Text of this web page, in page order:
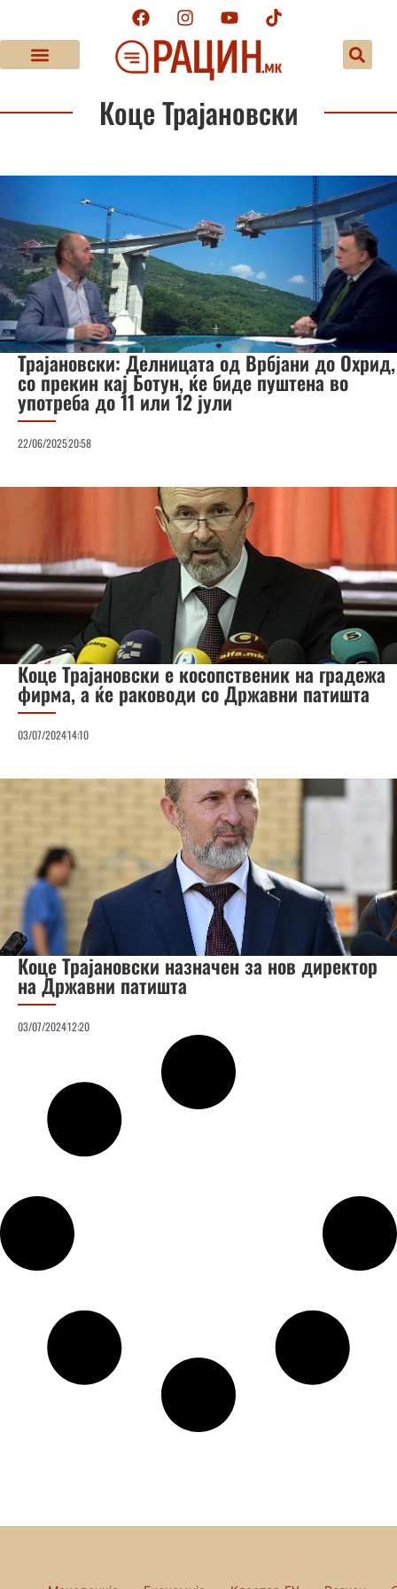
Коце Трајановски
Трајановски: Делницата од Врбјани до Охрид,
со прекин кај Ботун, ќе биде пуштена во
употреба до 11 или 12 јули
22/06/202520:58
Коце Трајановски е косопственик на градежа
фирма, а ќе раководи со Државни патишта
03/07/202414:10
Коце Трајановски назначен за нов директор
на Државни патишта
03/07/202412:20